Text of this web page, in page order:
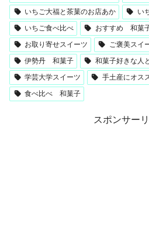
いちご大福と茶菓のお店あか
い
いちご食べ比べ
おすすめ 和菓
お取り寄せスイーツ
ご褒美スイ
伊勢丹 和菓子
和菓子好きな人
学芸大学スイーツ
手土産にオス
食べ比べ 和菓子
スポンサー